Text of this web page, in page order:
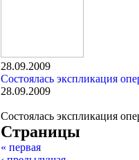
28.09.2009
Состоялась экспликация
28.09.2009
Состоялась экспликация
Страницы
« первая